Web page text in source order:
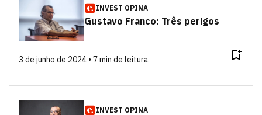
INVEST OPINA
Gustavo Franco: Três perigos
3 de junho de 2024 • 7 min de leitura
INVEST OPINA